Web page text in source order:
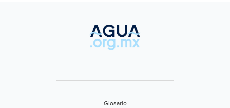
Glosario